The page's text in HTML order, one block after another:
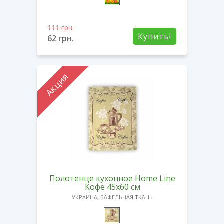
Купить!
111грн.
62 грн.
Акция
Полотенце кухонное Home Line
Кофе 45х60 см
УКРАИНА, ВАФЕЛЬНАЯ ТКАНЬ